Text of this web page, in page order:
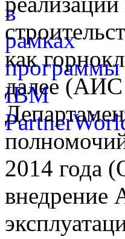
как
далее (АИС
2014 года